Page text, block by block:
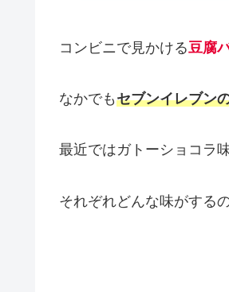
コンビニで見かける豆腐
なかでもセブンイレブン
最近ではガトーショコラ
それぞれどんな味がするの